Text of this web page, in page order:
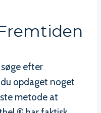
efter
opdaget noget
metode at